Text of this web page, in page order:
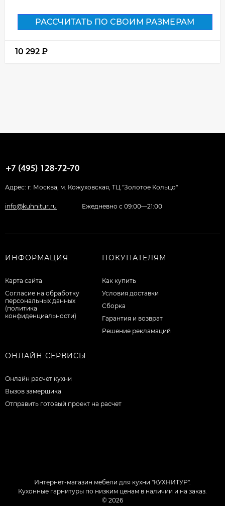
РАССЧИТАТЬ ПО СВОИМ РАЗМЕРАМ
10 292 ₽
Адрес: г. Москва, м. Кожуховская, ТЦ "Золотое Кольцо"
info@kuhnitur.ru Ежедневно с 09:00—21:00
ИНФОРМАЦИЯ
Карта сайта
Согласие на обработку
персональных данных
(политика
конфиденциальности)
ПОКУПАТЕЛЯМ
Как купить
Условия доставки
Сборка
Гарантия и возврат
Решение рекламаций
ОНЛАЙН СЕРВИСЫ
Онлайн расчет кухни
Вызов замерщика
Отправить готовый проект на расчет
Интернет-магазин мебели для кухни "КУХНИТУР".
Кухонные гарнитуры по низким ценам в наличии и на заказ.
© 2026